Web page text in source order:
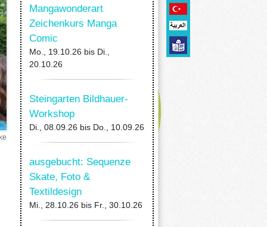
Mangawonderart
Zeichenkurs Manga
Comic
Mo., 19.10.26 bis Di.,
20.10.26
Steingarten Bildhauer-
Workshop
Di., 08.09.26 bis Do., 10.09.26
ausgebucht: Sequenze
Skate, Foto &
Textildesign
Mi., 28.10.26 bis Fr., 30.10.26